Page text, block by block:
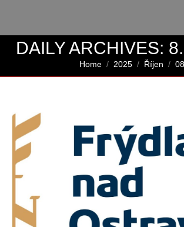
DAILY ARCHIVES:
You are here:
Home 2025 Říjen 08